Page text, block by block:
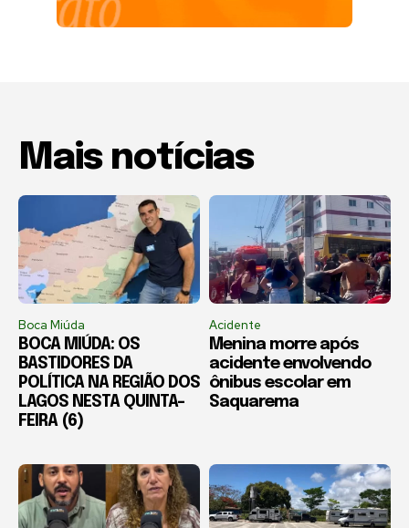
Mais notícias
Boca Miúda
BOCA MIÚDA: OS
BASTIDORES DA
POLÍTICA NA REGIÃO DOS
LAGOS NESTA QUINTA-
FEIRA (6)
Acidente
Menina morre após
acidente envolvendo
ônibus escolar em
Saquarema